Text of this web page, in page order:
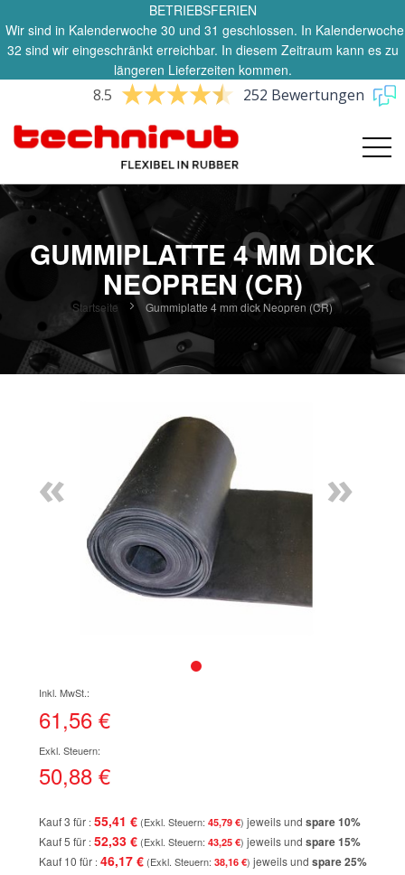
BETRIEBSFERIEN
Wir sind in Kalenderwoche 30 und 31 geschlossen. In Kalenderwoche
32 sind wir eingeschränkt erreichbar. In diesem Zeitraum kann es zu
längeren Lieferzeiten kommen.
8.5 252 Bewertungen
GUMMIPLATTE 4 MM DICK
NEOPREN (CR)
Startseite Gummiplatte 4 mm dick Neopren (CR)
« »
der
Bildgalerie
61,56 €
50,88 €
Kauf 3 für 55,41 € 45,79 € jeweils und spare10%
Kauf 5 für 52,33 € 43,25 € jeweils und spare15%
Kauf 10 für 46,17 € 38,16 € jeweils und spare25%